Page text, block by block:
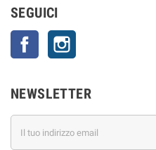
SEGUICI
Facebook
NEWSLETTER